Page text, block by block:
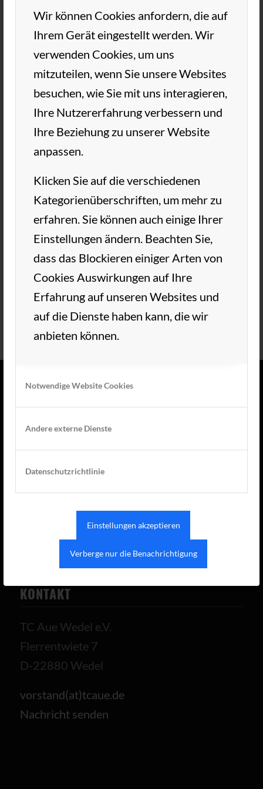
Wir können Cookies anfordern, die auf
Ihrem Gerät eingestellt werden. Wir
verwenden Cookies, um uns
mitzuteilen, wenn Sie unsere Websites
besuchen, wie Sie mit uns interagieren,
Ihre Nutzererfahrung verbessern und
Ihre Beziehung zu unserer Website
anpassen.
Klicken Sie auf die verschiedenen
Kategorienüberschriften, um mehr zu
erfahren. Sie können auch einige Ihrer
Einstellungen ändern. Beachten Sie,
dass das Blockieren einiger Arten von
Cookies Auswirkungen auf Ihre
Erfahrung auf unseren Websites und
auf die Dienste haben kann, die wir
anbieten können.
Notwendige Website Cookies
Andere externe Dienste
Datenschutzrichtlinie
Einstellungen akzeptieren
Verberge nur die Benachrichtigung
Und auch der Sonntag brachte ein
erfreuliches Ergebnis: Mit 3:0 und sehr
klaren Ergebnissen ließen unsere
den SUS Waldenau hinter sich.
Toll gemacht Ihr Tennis-Cracks!
7. MAI 2019
/ VONTC AUE
EINTRAG TEILEN
TC AUE WEDEL
KONTAKT
TC Aue Wedel e.V.
Flerrentwiete 7
D-22880 Wedel
vorstand(at)tcaue.de
Nachricht senden